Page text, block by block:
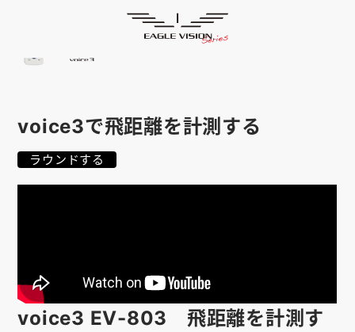
ゴルフナビ
ピンポジ君 PIN POSITION
対応コース COURSE
サポート
購入する
使用方法
voice3で飛距離を計測する
ラウンドする
voice3 EV-803 飛距離を計測す